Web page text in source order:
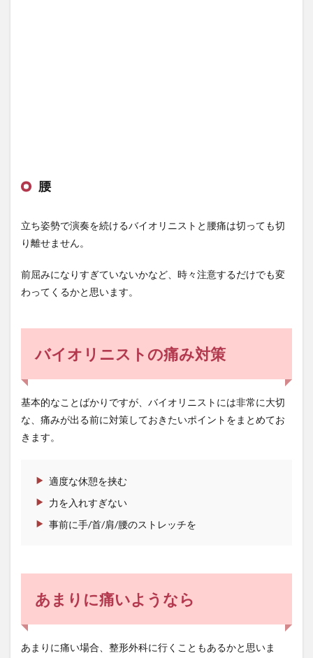
腰
立ち姿勢で演奏を続けるバイオリニストと腰痛は切っても切
り離せません。
前屈みになりすぎていないかなど、時々注意するだけでも変
わってくるかと思います。
バイオリニストの痛み対策
基本的なことばかりですが、バイオリニストには非常に大切
な、痛みが出る前に対策しておきたいポイントをまとめてお
きます。
適度な休憩を挟む
力を入れすぎない
事前に手/首/肩/腰のストレッチを
あまりに痛いようなら
あまりに痛い場合、整形外科に行くこともあるかと思いま